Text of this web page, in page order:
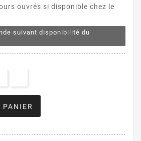
ouvrés si disponible chez le
suivant disponibilité du
PANIER